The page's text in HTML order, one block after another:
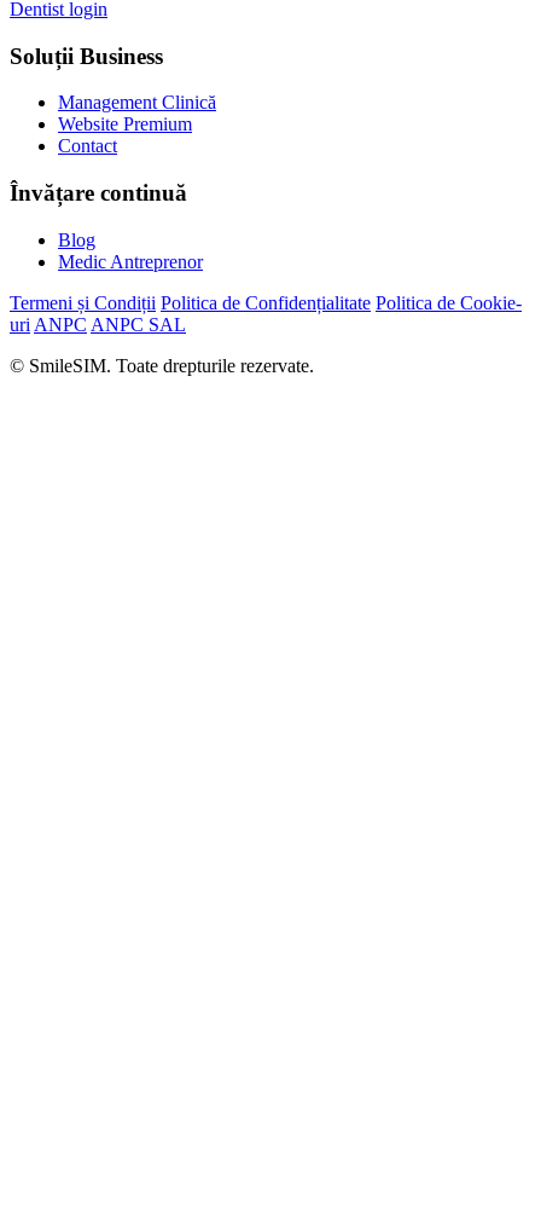
Dentist login
Soluții Business
Management Clinică
Website Premium
Contact
Învățare continuă
Blog
Medic Antreprenor
Termeni și Condiții Politica de Confidențialitate Politica de Cookie-
uri ANPC ANPC SAL
© SmileSIM. Toate drepturile rezervate.